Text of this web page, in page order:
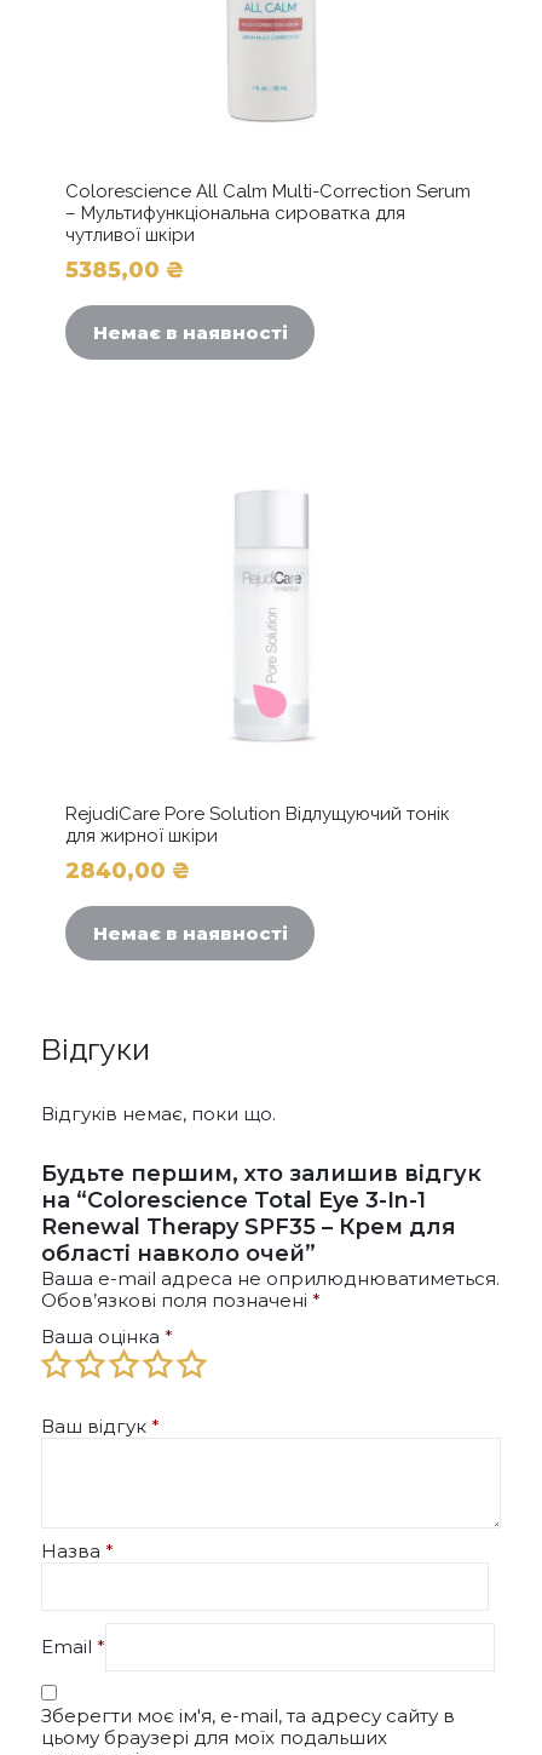
Colorescience All Calm Multi-Correction Serum
– Мультифункціональна сироватка для
чутливої шкіри
5385,00 ₴
Немає в наявності
RejudiCare Pore Solution Відлущуючий тонік
для жирної шкіри
2840,00 ₴
Немає в наявності
Відгуки
Відгуків немає, поки що.
Будьте першим, хто залишив відгук
на “Colorescience Total Eye 3-In-1
Renewal Therapy SPF35 – Крем для
області навколо очей”
Ваша e-mail адреса не оприлюднюватиметься.
Обов’язкові поля позначені *
Ваша оцінка *
Ваш відгук *
Назва *
Email *
Зберегти моє ім'я, e-mail, та адресу сайту в
цьому браузері для моїх подальших